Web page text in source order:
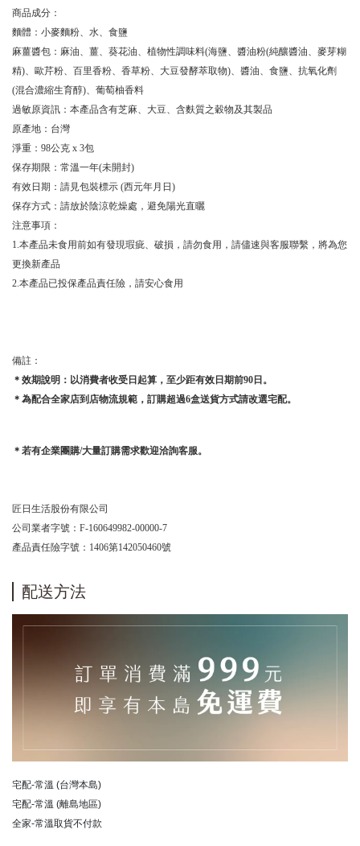
商品成分：
麵體：小麥麵粉、水、食鹽
麻薑醬包：麻油、薑、葵花油、植物性調味料(海鹽、醬油粉(純釀醬油、麥芽糊
精)、歐芹粉、百里香粉、香草粉、大豆發酵萃取物)、醬油、食鹽、抗氧化劑
(混合濃縮生育醇)、葡萄柚香料
過敏原資訊：本產品含有芝麻、大豆、含麩質之穀物及其製品
原產地：台灣
淨重：98公克 x 3包
保存期限：常溫一年(未開封)
有效日期：請見包裝標示 (西元年月日)
保存方式：請放於陰涼乾燥處，避免陽光直曬
注意事項：
1.本產品未食用前如有發現瑕疵、破損，請勿食用，請儘速與客服聯繫，將為您
更換新產品
2.本產品已投保產品責任險，請安心食用
備註：
＊效期說明：以消費者收受日起算，至少距有效日期前90日。
＊為配合全家店到店物流規範，訂購超過6盒送貨方式請改選宅配。
＊若有企業團購/大量訂購需求歡迎洽詢客服。
匠日生活股份有限公司
公司業者字號：F-160649982-00000-7
產品責任險字號：1406第142050460號
配送方法
宅配-常溫 (台灣本島)
宅配-常溫 (離島地區)
全家-常溫取貨不付款